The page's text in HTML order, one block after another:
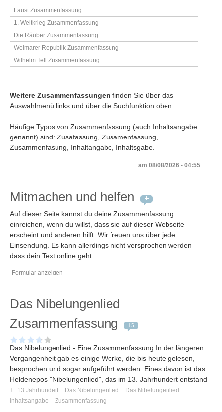
Faust Zusammenfassung
1. Weltkrieg Zusammenfassung
Die Räuber Zusammenfassung
Weimarer Republik Zusammenfassung
Wilhelm Tell Zusammenfassung
Weitere Zusammenfassungen finden Sie über das
Auswahlmenü links und über die Suchfunktion oben.
Häufige Typos von Zusammenfassung (auch Inhaltsangabe
genannt) sind: Zusafassung, Zusamenfassung,
Zusammenfasung, Inhaltangabe, Inhaltsgabe.
am 08/08/2026 - 04:55
Mitmachen und helfen
Auf dieser Seite kannst du deine Zusammenfassung
einreichen, wenn du willst, dass sie auf dieser Webseite
erscheint und anderen hilft. Wir freuen uns über jede
Einsendung. Es kann allerdings nicht versprochen werden
dass dein Text online geht.
Formular anzeigen
Das Nibelungenlied
Zusammenfassung
15
Das Nibelungenlied - Eine Zusammenfassung In der längeren
Vergangenheit gab es einige Werke, die bis heute gelesen,
besprochen und sogar aufgeführt werden. Eines davon ist das
Heldenepos "Nibelungenlied", das im 13. Jahrhundert entstand
+ 13.Jahrhundert Das Nibelungenlied
Das Nibelungenlied
Inhaltsangabe
Zusammenfassung